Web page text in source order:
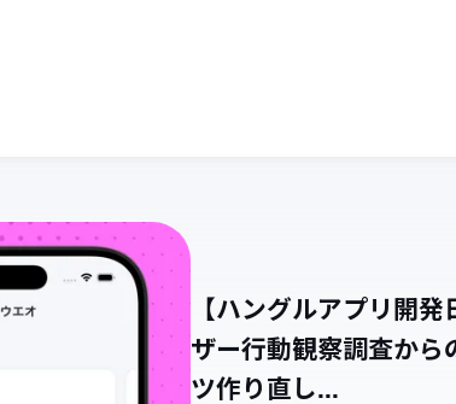
【ハングルアプリ開
ザー行動観察調査から
ツ作り直し...